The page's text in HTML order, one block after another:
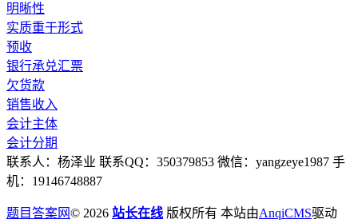
明晰性
实质重于形式
预收
银行承兑汇票
欠货款
销售收入
会计主体
会计分期
联系人：杨泽业 联系QQ：350379853 微信：yangzeye1987 手
机：19146748887
题目答案网© 2026 站长在线 版权所有 本站由AnqiCMS驱动